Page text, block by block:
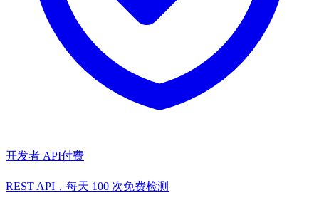
开发者 API付费
REST API，每天 100 次免费检测